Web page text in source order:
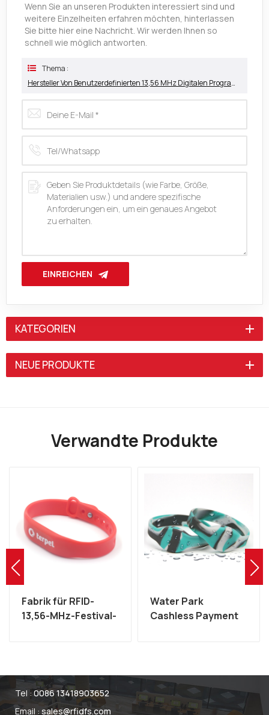
Wenn Sie an unseren Produkten interessiert sind und
weitere Einzelheiten erfahren möchten, hinterlassen
Sie bitte hier eine Nachricht. Wir werden Ihnen so
schnell wie möglich antworten.
Thema :
Hersteller Von Benutzerdefinierten 13,56 MHz Digitalen Programmierbaren QR-Code-NFC-Karten Für Unternehmen
EINREICHEN
KATEGORIEN
NEUE PRODUKTE
Verwandte Produkte
Fabrik für RFID-
13,56-MHz-Festival-
Water Park
Cashless Payment
Armband
Tel :0086 13418903652
Email :sales@rfidfs.com